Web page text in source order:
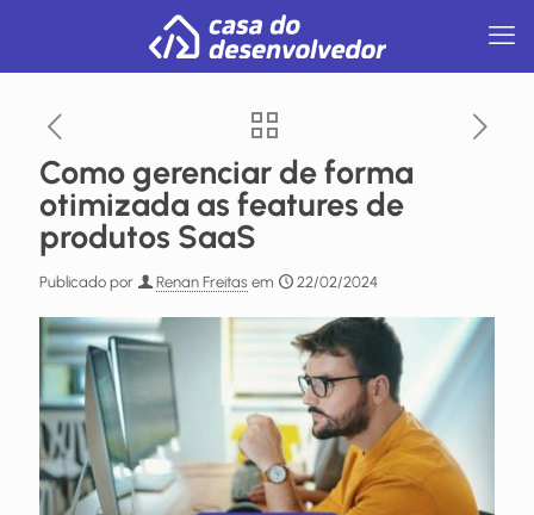
Como gerenciar de forma
otimizada as features de
produtos SaaS
Publicado por Renan Freitas em 22/02/2024